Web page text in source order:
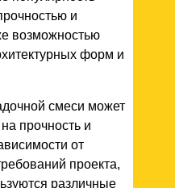
и
возможностью
форм и
смеси может
прочность и
от
проекта,
различные